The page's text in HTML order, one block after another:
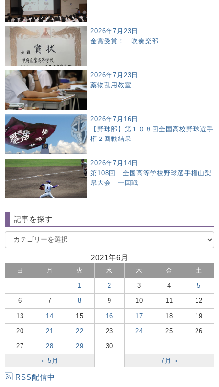
2026年7月23日
金賞受賞！ 吹奏楽部
2026年7月23日
薬物乱用教室
2026年7月16日
【野球部】第１０８回全国高校野球選手
権２回戦結果
2026年7月14日
第108回 全国高等学校野球選手権山梨
県大会 一回戦
記事を探す
2021年6月
日 月 火 水 木 金 土
« 5月 7月 »
1 2 3 4 5
6 7 8 9 10 11 12
13 14 15 16 17 18 19
20 21 22 23 24 25 26
27 28 29 30
RSS配信中